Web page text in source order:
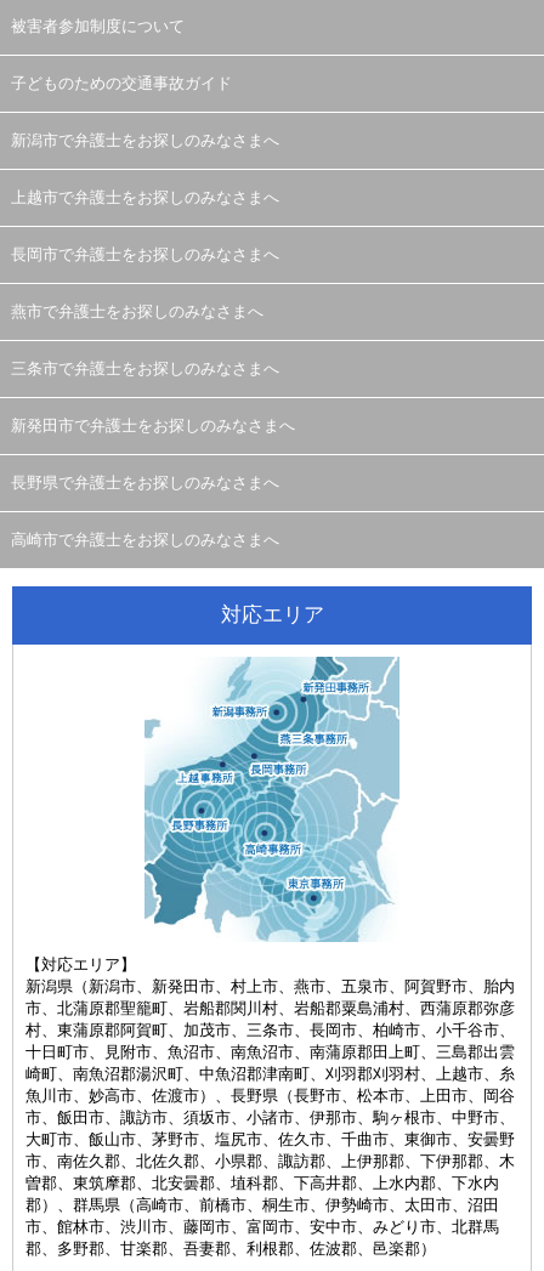
被害者参加制度について
子どものための交通事故ガイド
新潟市で弁護士をお探しのみなさまへ
上越市で弁護士をお探しのみなさまへ
長岡市で弁護士をお探しのみなさまへ
燕市で弁護士をお探しのみなさまへ
三条市で弁護士をお探しのみなさまへ
新発田市で弁護士をお探しのみなさまへ
長野県で弁護士をお探しのみなさまへ
高崎市で弁護士をお探しのみなさまへ
対応エリア
【対応エリア】
新潟県（新潟市、新発田市、村上市、燕市、五泉市、阿賀野市、胎内
市、北蒲原郡聖籠町、岩船郡関川村、岩船郡粟島浦村、西蒲原郡弥彦
村、東蒲原郡阿賀町、加茂市、三条市、長岡市、柏崎市、小千谷市、
十日町市、見附市、魚沼市、南魚沼市、南蒲原郡田上町、三島郡出雲
崎町、南魚沼郡湯沢町、中魚沼郡津南町、刈羽郡刈羽村、上越市、糸
魚川市、妙高市、佐渡市）、長野県（長野市、松本市、上田市、岡谷
市、飯田市、諏訪市、須坂市、小諸市、伊那市、駒ヶ根市、中野市、
大町市、飯山市、茅野市、塩尻市、佐久市、千曲市、東御市、安曇野
市、南佐久郡、北佐久郡、小県郡、諏訪郡、上伊那郡、下伊那郡、木
曽郡、東筑摩郡、北安曇郡、埴科郡、下高井郡、上水内郡、下水内
郡）、群馬県（高崎市、前橋市、桐生市、伊勢崎市、太田市、沼田
市、館林市、渋川市、藤岡市、富岡市、安中市、みどり市、北群馬
郡、多野郡、甘楽郡、吾妻郡、利根郡、佐波郡、邑楽郡）